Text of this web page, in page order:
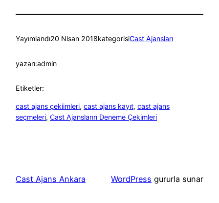
Yayımlandı20 Nisan 2018kategorisiCast Ajansları
yazarı:admin
Etiketler:
cast ajans çekiimleri, cast ajans kayıt, cast ajans
seçmeleri, Cast Ajansların Deneme Çekimleri
Cast Ajans Ankara WordPress gururla sunar